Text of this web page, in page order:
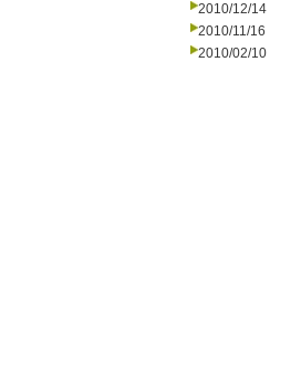
2010/12/14
2010/11/16
2010/02/10